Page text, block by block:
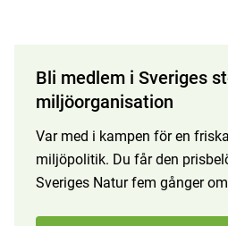
Bli medlem i Sveriges
miljöorganisation
Var med i kampen för en
miljöpolitik. Du får den
Sveriges Natur fem gånger